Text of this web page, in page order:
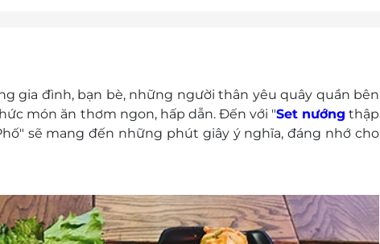
gia đình, bạn bè, những người thân yêu quây quần bên
món ăn thơm ngon, hấp dẫn. Đến với "Set nướng thập
sẽ mang đến những phút giây ý nghĩa, đáng nhớ cho